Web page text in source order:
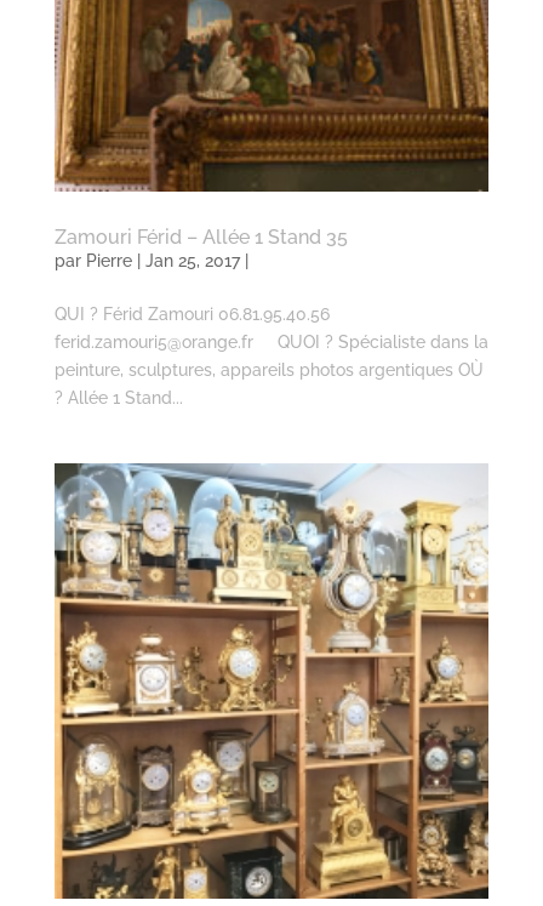
Zamouri Férid – Allée 1 Stand 35
par Pierre| Jan 25, 2017 |
QUI ? Férid Zamouri 06.81.95.40.56
ferid.zamouri5@orange.fr QUOI ? Spécialiste dans la
peinture, sculptures, appareils photos argentiques OÙ
? Allée 1 Stand...